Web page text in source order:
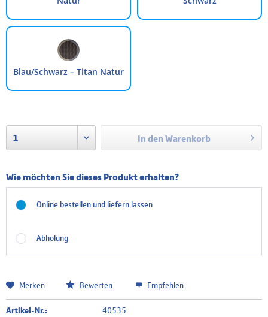
Blau/Schwarz – Titan Natur
In den Warenkorb
Wie möchten Sie dieses Produkt erhalten?
Online bestellen und liefern lassen
Abholung
Merken Bewerten Empfehlen
Artikel-Nr.:
40535